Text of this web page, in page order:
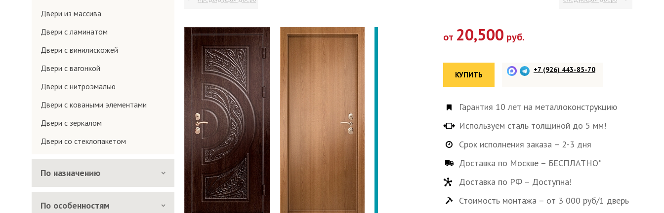
Двери из массива
Двери с ламинатом
Двери с винилискожей
Двери с вагонкой
Двери с нитроэмалью
Двери с коваными элементами
Двери с зеркалом
Двери со стеклопакетом
По назначению
По особенностям
от 20,500 руб.
КУПИТЬ
+7 (926) 443-85-70
Гарантия 10 лет на металлоконструкцию
Используем сталь толщиной до 5 мм!
Срок исполнения заказа – 2-3 дня
Доставка по Москве – БЕСПЛАТНО*
Доставка по РФ – Доступна!
Стоимость монтажа – от 3 000 руб/1 дверь